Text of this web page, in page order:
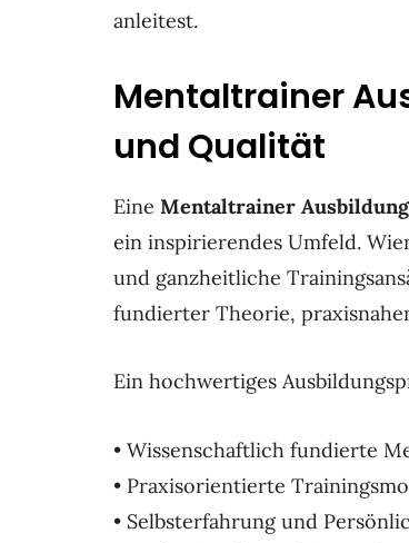
anleitest.
Mentaltrainer
und Qualität
Eine Mentaltrainer
ein inspirierendes Umfeld.
und ganzheitliche
fundierter Theorie,
Ein hochwertiges
• Wissenschaftlich fundierte
• Praxisorientierte
• Selbsterfahrung und